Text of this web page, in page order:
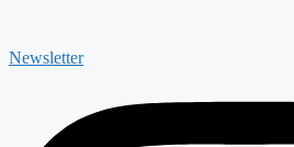
Newsletter